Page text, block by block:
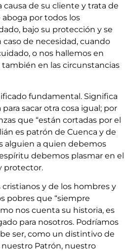
causa de su cliente y trata de
aboga por todos los
bajo su protección y se
de necesidad, cuando
o nos hallemos en
en las circunstancias
fundamental. Significa
sacar otra cosa igual; por
que “están cortadas por el
es patrón de Cuenca y de
alguien a quien debemos
debemos plasmar en el
protector.
y de los hombres y
pobres que “siempre
nos cuenta su historia, es
para nosotros. Podríamos
ser, como un distintivo de
nuestro Patrón, nuestro